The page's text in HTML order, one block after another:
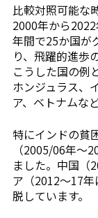
比較対照可能な
2000年から
年間で25か国が
り、飛躍的進歩
こうした国の例
ホンジュラス、
ア、ベトナムな
特にインドの貧
（2005/06年〜
ました。中国（
ア（2012〜17
脱しています。